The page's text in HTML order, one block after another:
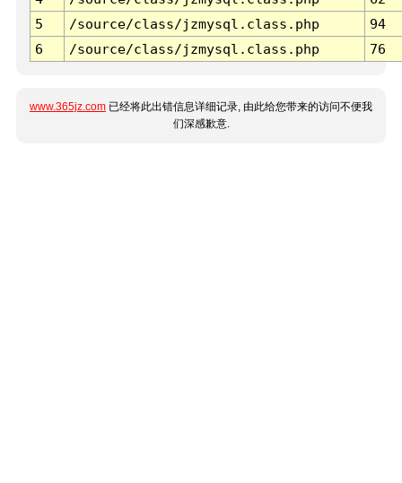
5
/source/class/jzmysql.class.php
94
6
/source/class/jzmysql.class.php 76
www.365jz.com 已经将此出错信息详细记录, 由此给您带来的访问不便我
们深感歉意.